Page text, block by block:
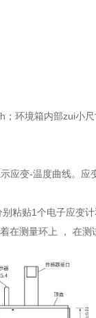
环境箱内部zui小
应变-温度曲线。
粘贴1个电子应变
测量环上 ， 在测